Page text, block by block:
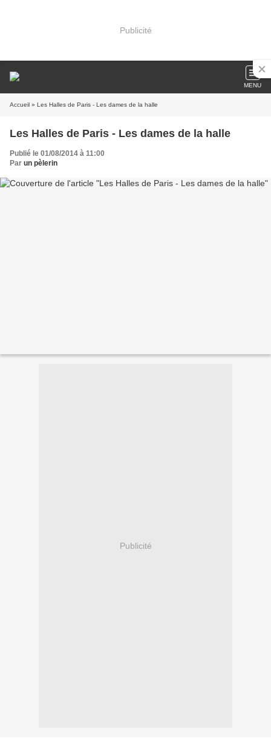
Publicité
MENU
Accueil » Les Halles de Paris - Les dames de la halle
Les Halles de Paris - Les dames de la halle
Publié le 01/08/2014 à 11:00
Par un pèlerin
Publicité